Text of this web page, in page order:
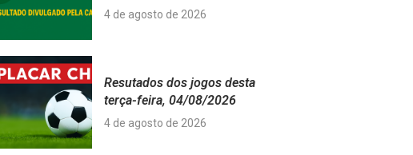
4 de agosto de 2026
Resutados dos jogos desta
terça-feira, 04/08/2026
4 de agosto de 2026